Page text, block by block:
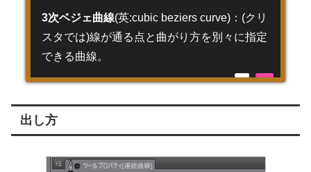
3次ベジェ曲線(英:cubic beziers curve)：(クリ
スタでは)線が通る点と曲がり方を別々に指定
できる曲線。
出し方